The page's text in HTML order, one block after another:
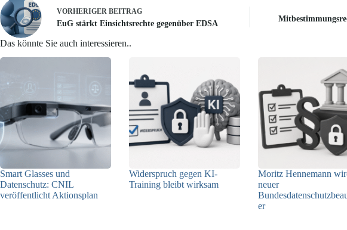
VORHERIGER BEITRAG
EuG stärkt Einsichtsrechte gegenüber EDSA
Das könnte Sie auch interessieren..
Smart Glasses und
Datenschutz: CNIL
veröffentlicht Aktionsplan
Widerspruch gegen KI-
Training bleibt wirksam
Moritz Hennemann
neuer
er